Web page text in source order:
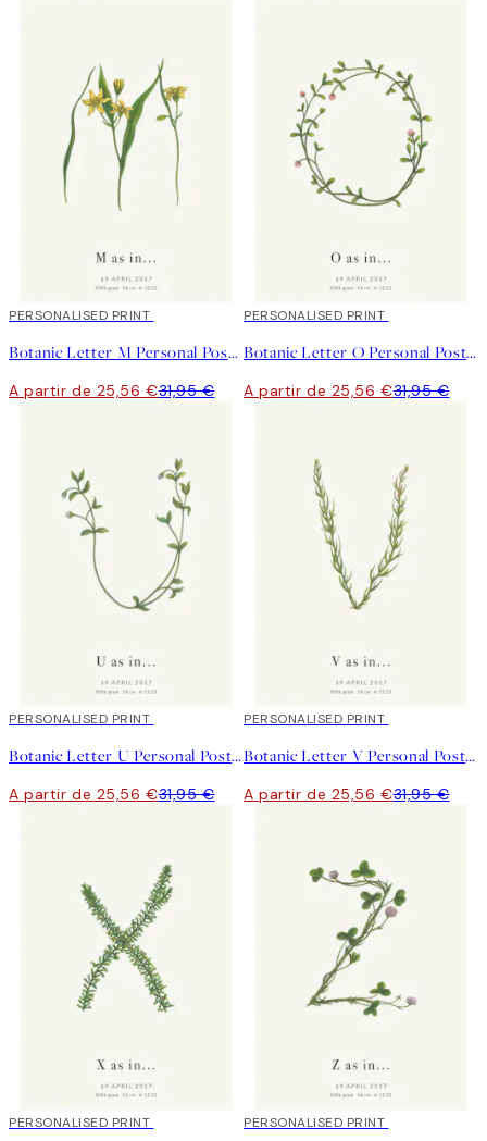
20%*
PERSONALISED PRINT
Botanic Letter M Personal Poster
A partir de 25,56 €31,95 €
20%*
PERSONALISED PRINT
Botanic Letter O Personal Poster
A partir de 25,56 €31,95 €
20%*
PERSONALISED PRINT
Botanic Letter U Personal Poster
A partir de 25,56 €31,95 €
20%*
PERSONALISED PRINT
Botanic Letter V Personal Poster
A partir de 25,56 €31,95 €
20%*
PERSONALISED PRINT 20%*
PERSONALISED PRINT